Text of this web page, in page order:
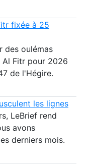
fixée à 25
des oulémas
Al Fitr pour 2026
de l'Hégire.
les lignes
LeBrief rend
avons
derniers mois.